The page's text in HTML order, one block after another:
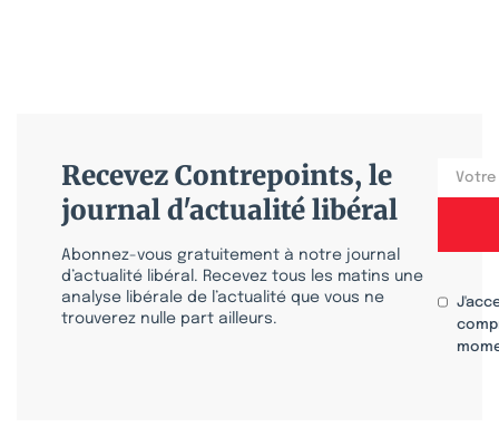
Recevez Contrepoints, le
journal d'actualité libéral
Abonnez-vous gratuitement à notre journal
d’actualité libéral. Recevez tous les matins une
analyse libérale de l’actualité que vous ne
trouverez nulle part ailleurs.